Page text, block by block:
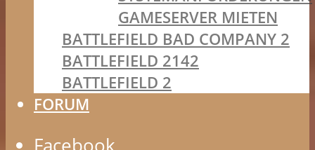
GAMESERVER MIETEN
BATTLEFIELD BAD COMPANY 2
BATTLEFIELD 2142
BATTLEFIELD 2
FORUM